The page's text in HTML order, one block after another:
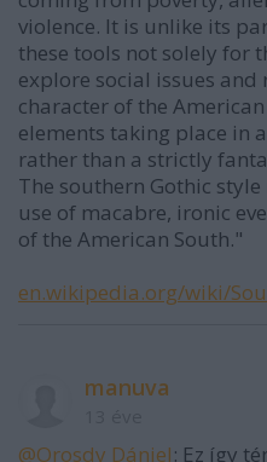
violence. It is unlike its
these tools not solely for
explore social issues
character of the
elements taking place in
rather than a strictly
The southern Gothic
use of macabre, ironic
of the American South."
en.wikipedia.org/wiki/
manuva
@Orosdy Dániel: Ez így